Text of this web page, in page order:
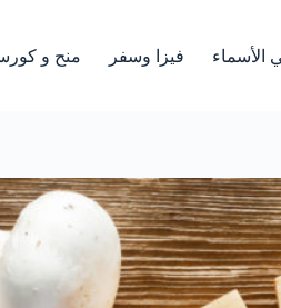
الأسماء فيزا وسفر منح و